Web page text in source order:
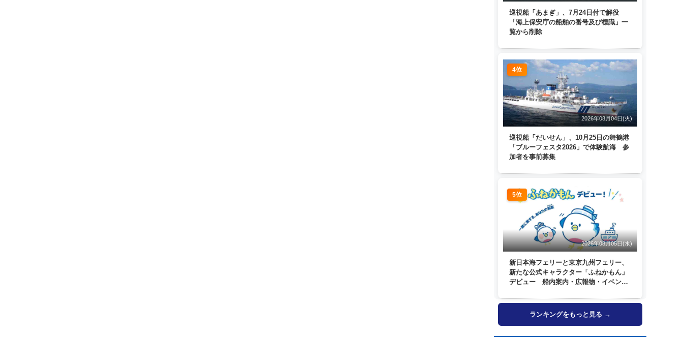
巡視船「あまぎ」、7月24日付で解役
「海上保安庁の船舶の番号及び標識」一
覧から削除
4位
2026年08月04日(火)
巡視船「だいせん」、10月25日の舞鶴港
「ブルーフェスタ2026」で体験航海 参
加者を事前募集
5位
2026年08月05日(水)
新日本海フェリーと東京九州フェリー、
新たな公式キャラクター「ふねかもん」
デビュー 船内案内・広報物・イベン
ランキングをもっと見る →